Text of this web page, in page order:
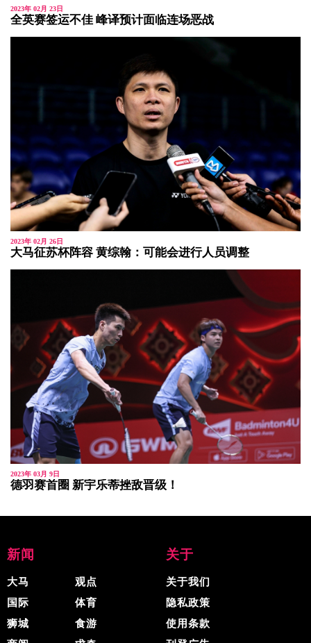
2023年 02月 23日
全英赛签运不佳 峰译预计面临连场恶战
2023年 02月 26日
大马征苏杯阵容 黄综翰：可能会进行人员调整
2023年 03月 9日
德羽赛首圈 新宇乐蒂挫敌晋级！
新闻
大马
国际
狮城
观点
体育
食游
关于
关于我们
隐私政策
使用条款